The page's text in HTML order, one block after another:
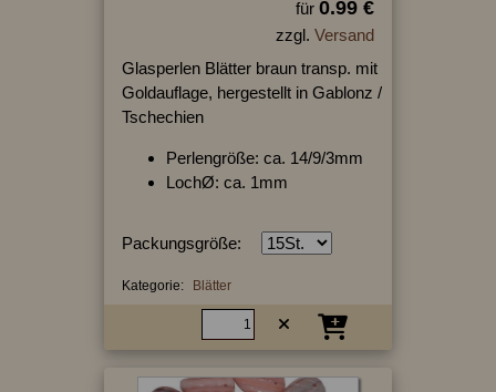
für 0.99 €
zzgl. Versand
Glasperlen Blätter braun transp. mit
Goldauflage, hergestellt in Gablonz /
Tschechien
Perlengröße: ca. 14/9/3mm
LochØ: ca. 1mm
Packungsgröße:
Kategorie: Blätter